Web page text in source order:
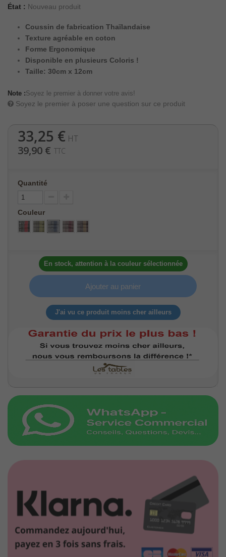
État : Nouveau produit
Coussin de fabrication Thaïlandaise
Texture agréable en coton
Forme Ergonomique
Disponible en plusieurs Coloris !
Taille: 30cm x 12cm
Note :Soyez le premier à donner votre avis!
Soyez le premier à poser une question sur ce produit
33,25 € HT
39,90 € TTC
Quantité
Couleur
En stock, attention à la couleur sélectionnée
Ajouter au panier
J'ai vu ce produit moins cher ailleurs